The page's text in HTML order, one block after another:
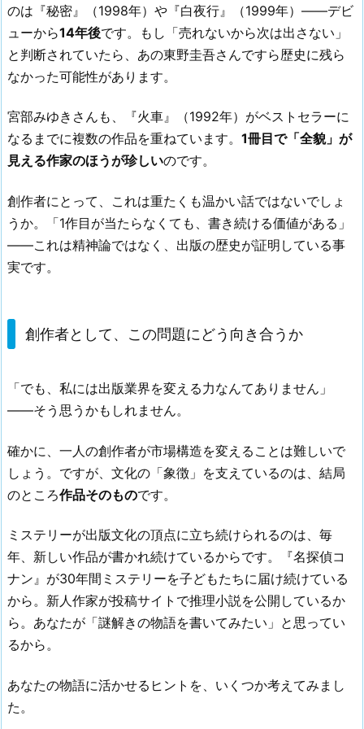
のは『秘密』（1998年）や『白夜行』（1999年）——デビ
ューから14年後です。もし「売れないから次は出さない」
と判断されていたら、あの東野圭吾さんですら歴史に残ら
なかった可能性があります。
宮部みゆきさんも、『火車』（1992年）がベストセラーに
なるまでに複数の作品を重ねています。 1冊目で「全貌」が
見える作家のほうが珍しいのです。
創作者にとって、これは重たくも温かい話ではないでしょ
うか。「1作目が当たらなくても、書き続ける価値がある」
——これは精神論ではなく、出版の歴史が証明している事
実です。
創作者として、この問題にどう向き合うか
「でも、私には出版業界を変える力なんてありません」
——そう思うかもしれません。
確かに、一人の創作者が市場構造を変えることは難しいで
しょう。ですが、文化の「象徴」を支えているのは、結局
のところ作品そのものです。
ミステリーが出版文化の頂点に立ち続けられるのは、毎
年、新しい作品が書かれ続けているからです。『名探偵コ
ナン』が30年間ミステリーを子どもたちに届け続けている
から。新人作家が投稿サイトで推理小説を公開しているか
ら。あなたが「謎解きの物語を書いてみたい」と思ってい
るから。
あなたの物語に活かせるヒントを、いくつか考えてみまし
た。